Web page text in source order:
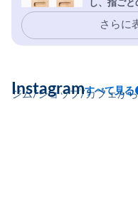
し、指ご
イマーの指
さらに
ジム/ショップ/カフェから
Instagramすべて見る